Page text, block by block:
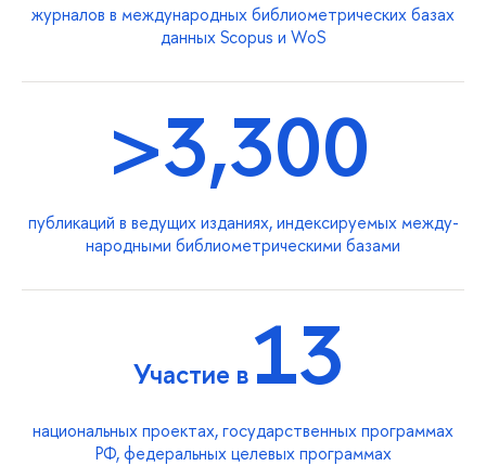
журналов в международных библиометрических базах
данных Scopus и WoS
>3,300
публикаций в ведущих изданиях, индексируемых между­
народными библиометрическими базами
Участие в13
национальных проектах, государственных программах
РФ, федеральных целевых программах